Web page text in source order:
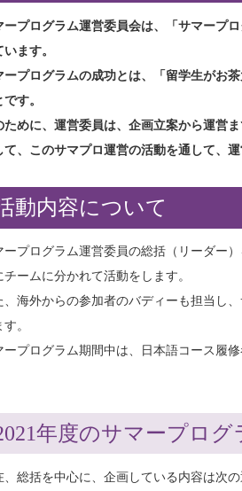
ープログラム運営委員会は、「サマープ
います。
ープログラムの成功とは、「留学生がお
す。
ために、運営委員は、企画立案から運営
て、このサマプロ運営の活動を通して、
動内容について
ープログラム運営委員の総括（リーダー
チームに分かれて活動をします。
、海外からの参加者のバディーも担当し
。
ープログラム期間中は、日本語コース履
年度のサマープロ
、総括を中心に、企画している内容は次の